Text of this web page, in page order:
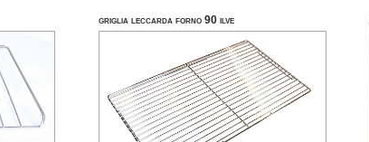
griglia leccarda forno 90 ilve